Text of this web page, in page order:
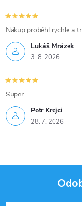
y
v
ý
p
i
s
Lukáš Mrázek
3. 8. 2026
Nákup proběhl rychle a
Petr Krejci
28. 7. 2026
Super